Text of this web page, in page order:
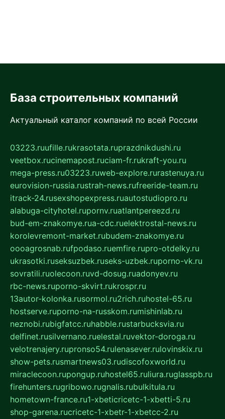
База строительных компаний
Актуальный каталог компаний по всей России
03223.ruufille.rukrasotata.ruprazdnikdushi.ru
veetbox.rucinemapost.ruciam-fr.rukraft-you.ru
mega-press.ru03223.ruweb-explore.rurastenuya.ru
eurovision-russia.rustrah-news.rufreeride-team.ru
itrack-24.rusexshopexpress.ruautostudiopro.ru
alabuga-cityhotel.rupornv.ruatlantpereezd.ru
bud-em-znakomye.rua-cdc.ruelektrostal-news.ru
korolevremont-market.rubudem-znakomye.ru
oooagrosnab.rufpodaso.ruemfire.rupro-otdelky.ru
ukrasotki.ruseksuzbek.ruseks-uzbek.ruporno-vk.ru
sovratili.ruolecoon.ruvd-dosug.ruadonyev.ru
rbc-news.ruporno-skvirt.rukrospr.ru
13autor-kolonka.rusormol.ru2rich.ruhostel-65.ru
hostserve.ruporno-na-russkom.rumishinlab.ru
neznobi.rubigfatcc.ruhabble.rustarbucksvia.ru
delfinet.rusilvernano.ruelestal.ruvektor-doroga.ru
velotrenajery.rupronso54.rulenasever.rulovinskix.ru
show-pets.rusmartnews03.rudiscofoxworld.ru
miraclecoon.rupongup.ruhostel65.ruliura.ruglasspb.ru
firehunters.rugribowo.rugnalis.rubulkitula.ru
hometown-france.ru1-xbeticricetc-1-xbetti-5.ru
shop-garena.rucricetc-1-xbetr-1-xbetcc-2.ru